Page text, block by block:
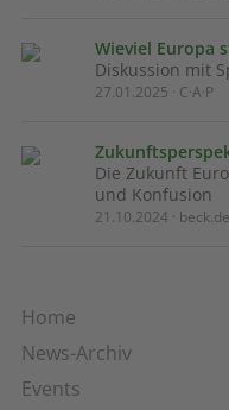
Home
News-Archiv
Events
Wieviel Europa
Diskussion mit
27.01.2025 · C·A·P
Die Zukunft
und Konfusion
21.10.2024 · beck.de